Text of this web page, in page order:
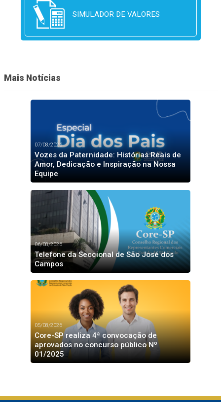
SIMULADOR DE VALORES
Mais Notícias
07/08/2026
Vozes da Paternidade: Histórias Reais de
Amor, Dedicação e Inspiração na Nossa
Equipe
06/08/2026
Telefone da Seccional de São José dos
Campos
05/08/2026
Core-SP realiza 4ª convocação de
aprovados no concurso público Nº
01/2025